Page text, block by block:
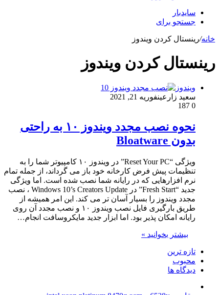
سایدبار
جستجو برای
خانه/رینستال کردن ویندوز
رینستال کردن ویندوز
ویندوز
سعید زارعینفوریه 21, 2021
0
نحوه نصب مجدد ویندوز ۱۰ به راحتی
بدون Bloatware
ویژگی “Reset Your PC” در ویندوز ۱۰ کامپیوتر شما را به
تنظیمات پیش فرض کارخانه خود باز می گرداند، از جمله تمام
نرم افزارهایی که در رایانه شما نصب شده است. اما ویژگی
جدید “Fresh Start” در Windows 10’s Creators Update ، نصب
مجدد ویندوز را بسیار آسان تر می کند. این امر همیشه از
طریق بارگیری فایل نصب ویندوز ۱۰ و نصب مجدد آن روی
رایانه امکان پذیر بود. اما ابزار جدید مایکروسافت انجام…
بیشتر بخوانید »
تازه ترین
محبوب
دیدگاه ها